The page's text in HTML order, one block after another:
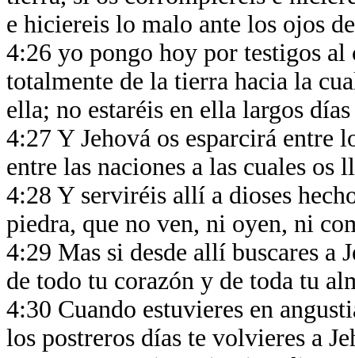
e hiciereis lo malo ante los ojos
4:26 yo pongo hoy por testigos
totalmente de la tierra hacia la
ella; no estaréis en ella largos
4:27 Y Jehová os esparcirá entre
entre las naciones a las cuales os
4:28 Y serviréis allí a dioses
piedra, que no ven, ni oyen, ni
4:29 Mas si desde allí buscares a
de todo tu corazón y de toda tu
4:30 Cuando estuvieres en
los postreros días te volvieres a